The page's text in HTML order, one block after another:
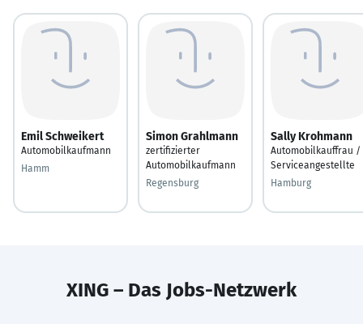
Emil Schweikert
Automobilkaufmann
Hamm
Simon Grahlmann
zertifizierter
Automobilkaufmann
Regensburg
Sally Krohmann
Automobilkauffrau /
Serviceangestellte
Hamburg
XING – Das Jobs-Netzwerk